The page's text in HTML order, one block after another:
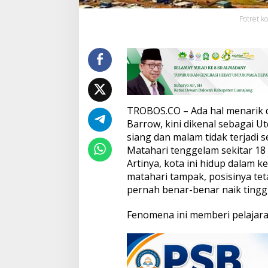
o
e
m
p
a
t
S
i
a
n
g
d
n
M
B
i
Potret
TROBOS.CO – Ada hal
Barrow, kini dikenal sebagai
siang dan malam tidak terjadi
Matahari tenggelam sekitar
Artinya, kota ini hidup dalam
matahari tampak, posisinya
pernah benar-benar naik
Fenomena ini memberi